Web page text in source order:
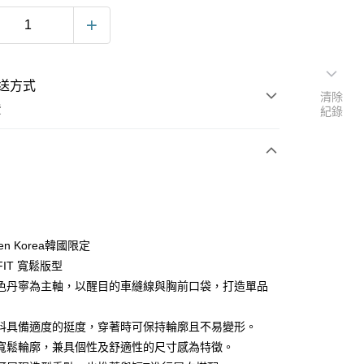
方式
Korea韓國限定
寬鬆版型
丹寧為主軸，以醒目的車縫線與胸前口袋，打造單品
具備適度的挺度，穿著時可保持輪廓且不易變形。
鬆輪廓，兼具個性及舒適性的尺寸感為特徵。
清除
紀錄